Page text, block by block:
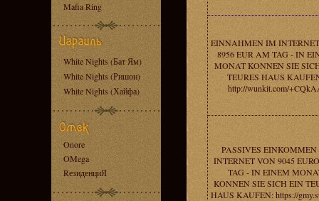
Mafia Ring
White Nights (Бат Ям)
White Nights (Ришон)
White Nights (Хайфа)
Onore
OMega
RезиденциЯ
EINNAHMEN IM
8956 EUR AM TAG - IN
MONAT KONNEN SIE
TEURES HAUS
http://wunkit.com/
PASSIVES
INTERNET VON 9045
TAG - IN EINEM
KONNEN SIE SICH EIN
HAUS KAUFEN: https://